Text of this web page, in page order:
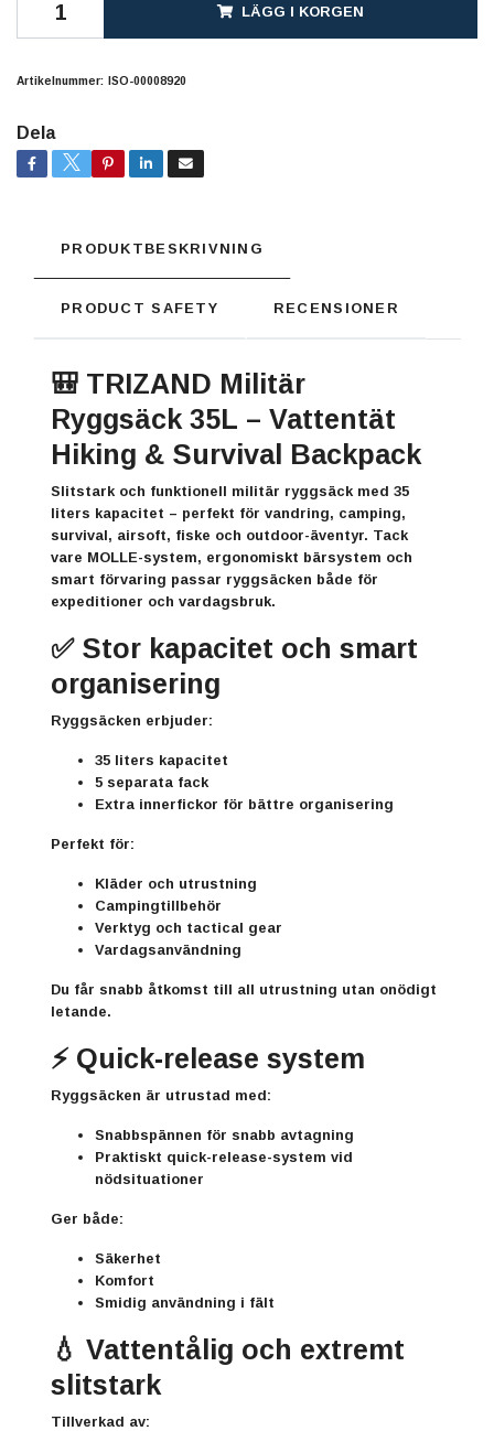
LÄGG I KORGEN
Artikelnummer: ISO-00008920
Dela
PRODUKTBESKRIVNING
PRODUCT SAFETY RECENSIONER
🎒 TRIZAND Militär
Ryggsäck 35L – Vattentät
Hiking & Survival Backpack
Slitstark och funktionell militär ryggsäck med 35
liters kapacitet – perfekt för vandring, camping,
survival, airsoft, fiske och outdoor-äventyr. Tack
vare MOLLE-system, ergonomiskt bärsystem och
smart förvaring passar ryggsäcken både för
expeditioner och vardagsbruk.
✅ Stor kapacitet och smart
organisering
Ryggsäcken erbjuder:
35 liters kapacitet
5 separata fack
Extra innerfickor för bättre organisering
Perfekt för:
Kläder och utrustning
Campingtillbehör
Verktyg och tactical gear
Vardagsanvändning
Du får snabb åtkomst till all utrustning utan onödigt
letande.
⚡ Quick-release system
Ryggsäcken är utrustad med:
Snabbspännen för snabb avtagning
Praktiskt quick-release-system vid
nödsituationer
Ger både:
Säkerhet
Komfort
Smidig användning i fält
💧 Vattentålig och extremt
slitstark
Tillverkad av: